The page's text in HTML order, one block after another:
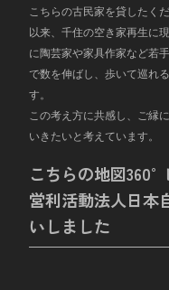
こちらの古民家を貸したく
以来、千住の空き家再生に
に陶芸家や家具作家など若
で数を伸ばし、歩いて巡れ
す。
この考え方に共感し、ご縁
いきたいと考えています。
こちらの地図
営利活動法人日本
いしました